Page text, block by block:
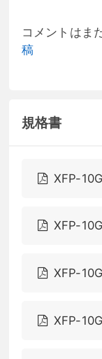
コメントはま
稿
規格書
XFP-
XFP-
XFP-
XFP-